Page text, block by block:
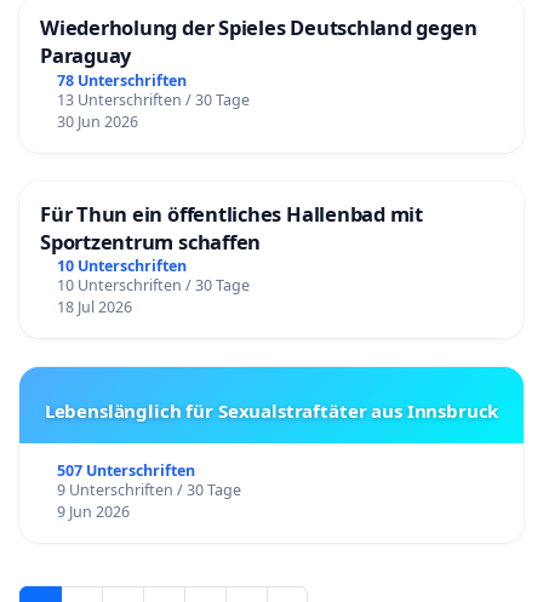
Wiederholung der Spieles Deutschland gegen
Paraguay
78 Unterschriften
13 Unterschriften / 30 Tage
30 Jun 2026
Für Thun ein öffentliches Hallenbad mit
Sportzentrum schaffen
10 Unterschriften
10 Unterschriften / 30 Tage
18 Jul 2026
Lebenslänglich für Sexualstraftäter aus Innsbruck
507 Unterschriften
9 Unterschriften / 30 Tage
9 Jun 2026